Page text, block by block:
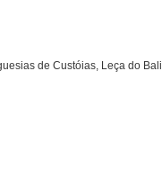
de Custóias, Leça do